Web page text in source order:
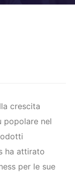
crescita
popolare nel
ha attirato
per le sue